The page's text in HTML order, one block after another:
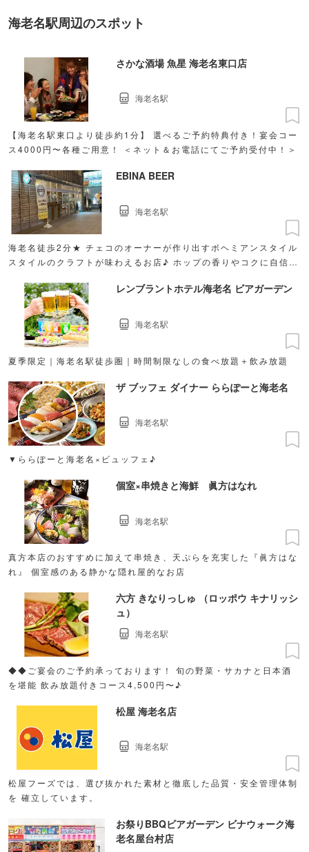
海老名駅周辺のスポット
さかな酒場 魚星 海老名東口店
【海老名駅東口より徒歩約1分】 選べるご予約特典付き！宴会コー
ス4000円〜各種ご用意！ ＜ネット＆お電話にてご予約受付中！＞
海老名駅
EBINA BEER
海老名徒歩2分★ チェコのオーナーが作り出すボヘミアンスタイル
スタイルのクラフトが味わえるお店♪ ホップの香りやコクに自信あ
海老名駅
レンブラントホテル海老名 ビアガーデン
夏季限定｜海老名駅徒歩圏｜時間制限なしの食べ放題＋飲み放題
海老名駅
ザ ブッフェ ダイナー ららぽーと海老名
▼ららぽーと海老名×ビュッフェ♪
海老名駅
個室×串焼きと海鮮 眞方はなれ
真方本店のおすすめに加えて串焼き、天ぷらを充実した『眞方はな
れ』 個室感のある静かな隠れ屋的なお店
海老名駅
六方 きなりっしゅ （ロッポウ キナリッシ
ュ）
◆◆ご宴会のご予約承っております！ 旬の野菜・サカナと日本酒
を堪能 飲み放題付きコース4,500円〜♪
海老名駅
松屋 海老名店
松屋フーズでは、選び抜かれた素材と徹底した品質・安全管理体制
を 確立しています。
海老名駅
お祭りBBQビアガーデン ビナウォーク海
老名屋台村店